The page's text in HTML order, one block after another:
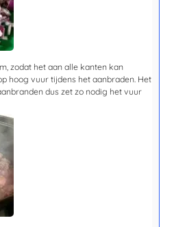
zodat het aan alle kanten kan
hoog vuur tijdens het aanbraden. Het
dus zet zo nodig het vuur